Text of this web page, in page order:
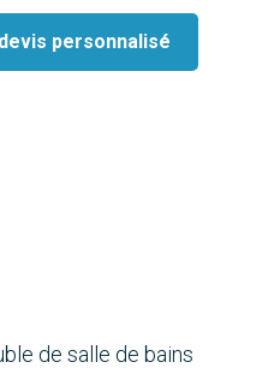
personnalisé
de salle de bains